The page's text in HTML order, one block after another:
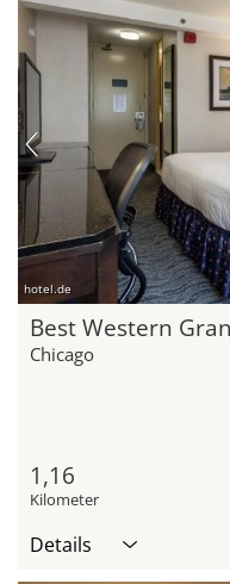
hotel.de
Best Western
Chicago
1,16
Kilometer
Details